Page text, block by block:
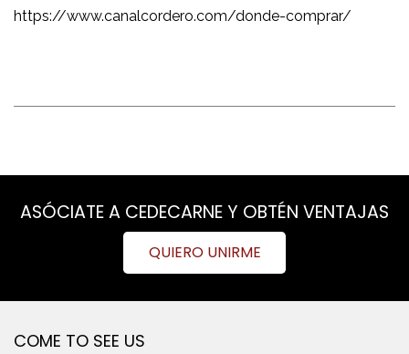
https://www.canalcordero.com/donde-comprar/
ASÓCIATE A CEDECARNE Y OBTÉN VENTAJAS
QUIERO UNIRME
COME TO SEE US